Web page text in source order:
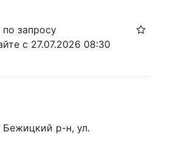
по запросу
с 27.07.2026 08:30
Бежицкий р-н, ул.